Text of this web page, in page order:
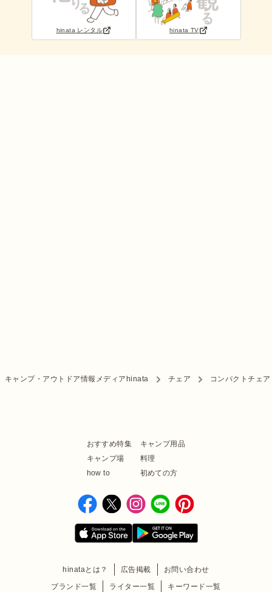
hinata レンタル hinata TV
キャンプ・アウトドア情報メディアhinata チェア コンパクトチェア
おすすめ特集
キャンプ用品
キャンプ場
料理
how to
初めての方
hinataとは？ 広告掲載
お問い合わせ
ブランド一覧
ライター一覧 キーワード一覧